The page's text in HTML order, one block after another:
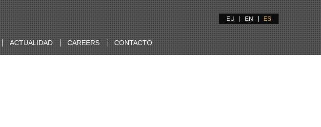
EU EN ES
ACTUALIDAD CAREERS CONTACTO